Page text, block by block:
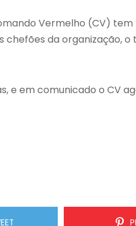
Vermelho (CV)
da organização,
e em comunicado o CV